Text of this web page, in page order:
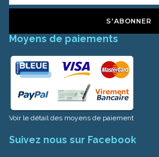
S'ABONNER
Moyens de paiements
Voir le détail des moyens de paiement
Suivez nous sur Facebook